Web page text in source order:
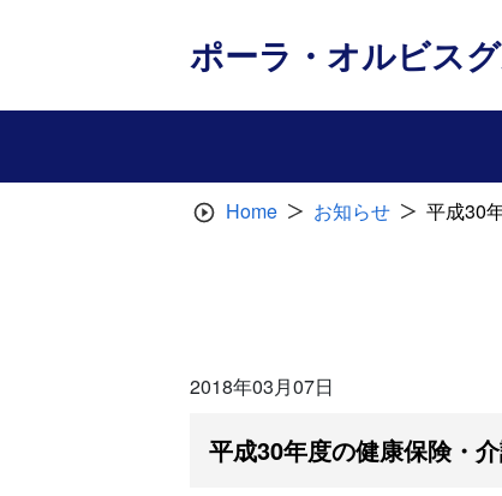
ポーラ・オルビス
Home お知らせ 平成30
2018年03月07日
平成30年度の健康保険・